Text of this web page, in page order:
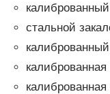
стальной
калиброванная
калиброванная